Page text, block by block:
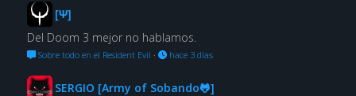
[Ψ]
Del Doom 3 mejor no hablamos.
Sobre todo en el Resident Evil · hace 3 días
SERGIO [Army of Sobando🐸]